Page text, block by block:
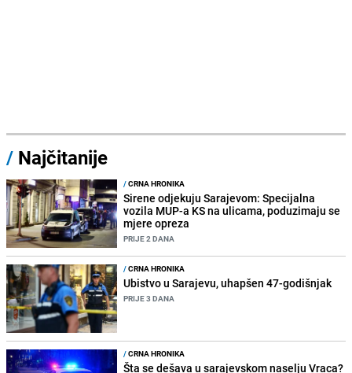
/ Najčitanije
/CRNA HRONIKA
Sirene odjekuju Sarajevom: Specijalna
vozila MUP-a KS na ulicama, poduzimaju se
mjere opreza
PRIJE 2 DANA
/CRNA HRONIKA
Ubistvo u Sarajevu, uhapšen 47-godišnjak
PRIJE 3 DANA
/CRNA HRONIKA
Šta se dešava u sarajevskom naselju Vraca?